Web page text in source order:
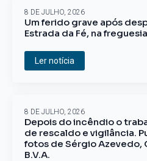
Um ferido grave após
Estrada da Fé, na
8 DE JULHO, 2026
Ler notícia
Depois do incêndio o
de rescaldo e vigilância.
fotos de Sérgio Azevedo,
B.V.A.
8 DE JULHO, 2026